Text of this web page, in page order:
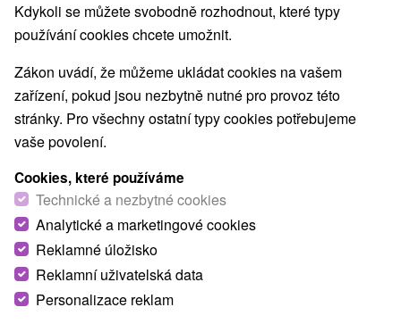
O ZAŘÍZENÍ VYBAVENÍ
Kdykoli se můžete svobodně rozhodnout, které typy
používání cookies chcete umožnit.
Zákon uvádí, že můžeme ukládat cookies na vašem
zařízení, pokud jsou nezbytně nutné pro provoz této
stránky. Pro všechny ostatní typy cookies potřebujeme
vaše povolení.
Cookies, které používáme
Technické a nezbytné cookies
Analytické a marketingové cookies
Reklamné úložisko
Reklamní uživatelská data
Personalizace reklam